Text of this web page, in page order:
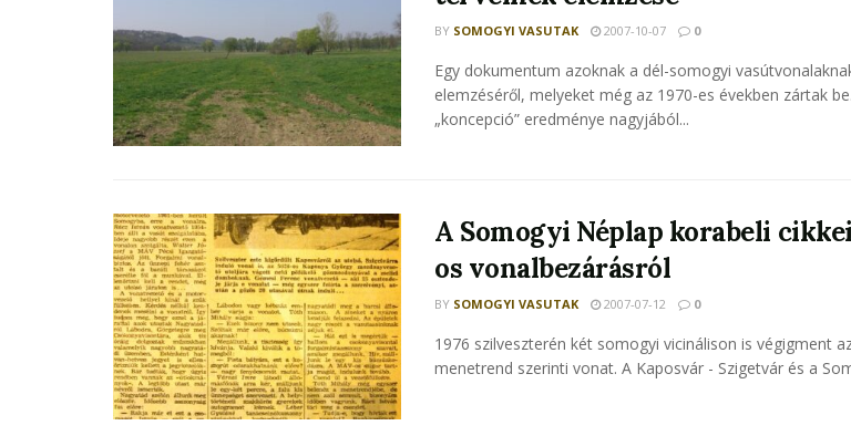
BY SOMOGYI VASUTAK 2007-10-07 0
Egy dokumentum azoknak a dél-somogyi
elemzéséről, melyeket még az 1970-es években zártak
„koncepció” eredménye nagyjából...
A Somogyi Néplap korabeli cikkei
os vonalbezárásról
BY SOMOGYI VASUTAK 2007-07-12 0
1976 szilveszterén két somogyi vicinálison is végigment
menetrend szerinti vonat. A Kaposvár - Szigetvár és a